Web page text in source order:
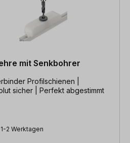
mit Senkbohrer
Profilschienen |
sicher | Perfekt abgestimmt
2 Werktagen